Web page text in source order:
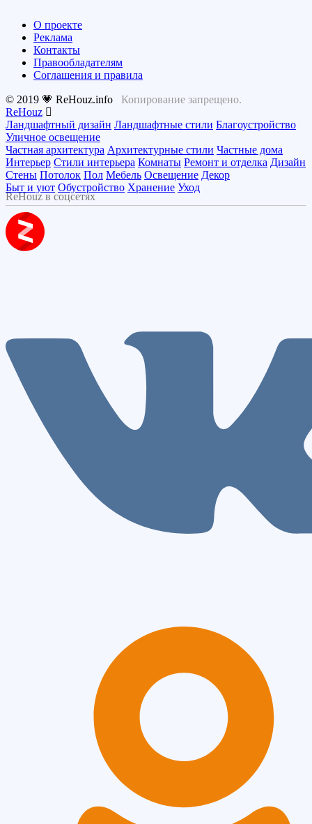
О проекте
Реклама
Контакты
Правообладателям
Соглашения и правила
© 2019 💗 ReHouz.info Копирование запрещено.
ReHouz
Ландшафтный дизайн Ландшафтные стили Благоустройство
Уличное освещение
Частная архитектура Архитектурные стили Частные дома
Интерьер Стили интерьера Комнаты Ремонт и отделка Дизайн
Стены Потолок Пол Мебель Освещение Декор
Быт и уют Обустройство Хранение Уход
ReHouz в соцсетях